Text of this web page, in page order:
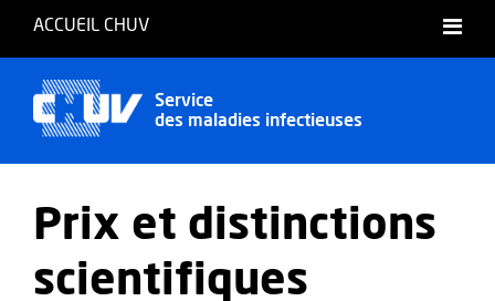
ACCUEIL CHUV
Service
des maladies infectieuses
Prix et distinctions
scientifiques